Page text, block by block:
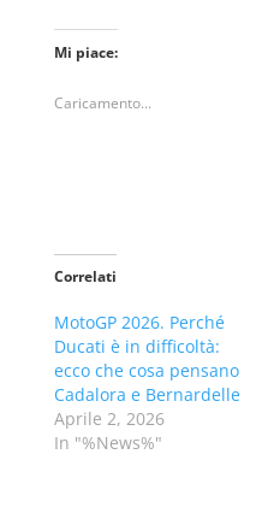
Mi piace:
Caricamento...
Correlati
MotoGP 2026. Perché
Ducati è in difficoltà:
ecco che cosa pensano
Cadalora e Bernardelle
Aprile 2, 2026
In "%News%"